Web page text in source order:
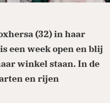
(32) in haar
een week open en blij
winkel staan. In de
en rijen